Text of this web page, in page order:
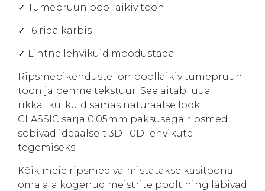
✓ Tumepruun poolläikiv toon
✓ 16 rida karbis
✓ Lihtne lehvikuid moodustada
Ripsmepikendustel on poolläikiv tumepruun
toon ja pehme tekstuur. See aitab luua
rikkaliku, kuid samas naturaalse look'i.
CLASSIC sarja 0,05mm paksusega ripsmed
sobivad ideaalselt 3D-10D lehvikute
tegemiseks.
Kõik meie ripsmed valmistatakse käsitööna
oma ala kogenud meistrite poolt ning läbivad